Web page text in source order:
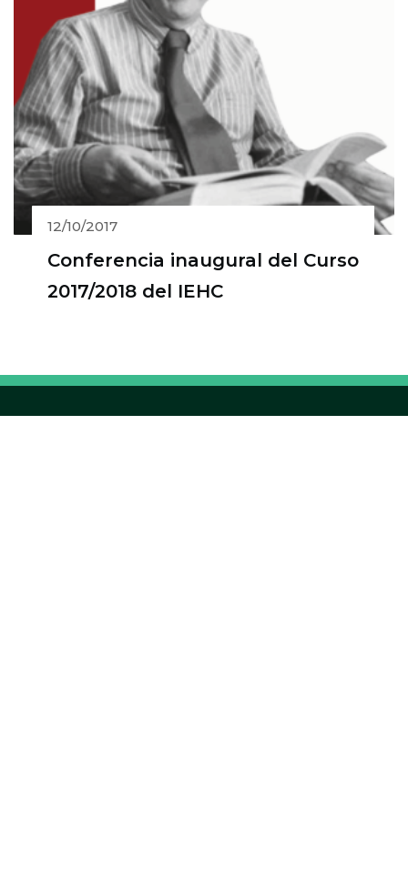
12/10/2017
Conferencia inaugural del Curso
2017/2018 del IEHC